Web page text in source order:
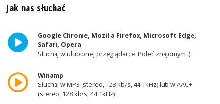
Jak nas słuchać
Google Chrome, Mozilla Firefox, Microsoft Edge,
Safari, Opera
Słuchaj w ulubionej przeglądarce. Poleć znajomym :)
Winamp
Słuchaj w MP3 (stereo, 128 kb/s, 44.1kHz) lub w AAC+
(stereo, 128 kb/s, 44.1kHz)